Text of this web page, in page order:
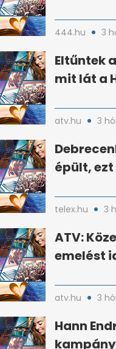
444.hu 3
Eltűntek
mit lát a
atv.hu 3
épült,
telex.hu 3
ATV:
emelést
atv.hu 3
Hann